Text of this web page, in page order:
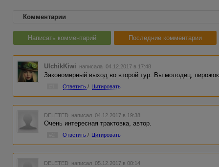
Комментарии
Написать комментарий Последние комментарии
UlchikKiwi написала 04.12.2017 в 17:48
Закономерный выход во второй тур. Вы молодец,
Ответить / Цитировать
DELETED написал 04.12.2017 в 19:38
Очень интересная трактовка, автор.
Ответить / Цитировать
DELETED написал 05.12.2017 в 00:14